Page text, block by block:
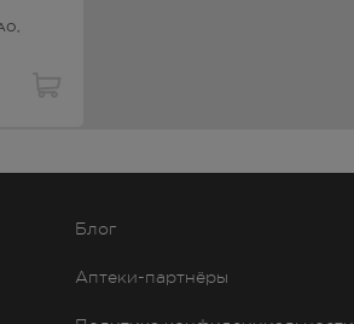
сердечной
99%. Метаболизируется в
Блог
Аптеки-партнёры